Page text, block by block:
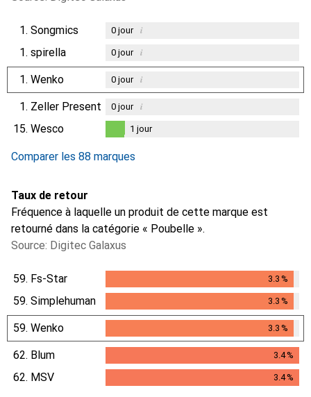
1. Songmics 0jour i
1. spirella 0jour i
1. Wenko 0jour i
1. Zeller Present 0jour i
15. Wesco 1 jour
Comparer les 88 marques
Taux de retour
Fréquence à laquelle un produit de cette marque est
retourné dans la catégorie « Poubelle ».
Source: Digitec Galaxus
59. Fs-Star 3.3 %
3.3%
59. Simplehuman 3.3 %
3.3%
59. Wenko 3.3 %
3.3%
62. Blum 3.4%
3.4%
62. MSV 3.4%